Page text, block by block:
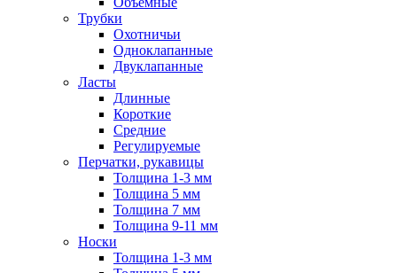
Трубки
Охотничьи
Одноклапанные
Двуклапанные
Ласты
Длинные
Короткие
Средние
Регулируемые
Перчатки, рукавицы
Толщина 1-3 мм
Толщина 5 мм
Толщина 7 мм
Толщина 9-11 мм
Носки
Толщина 1-3 мм